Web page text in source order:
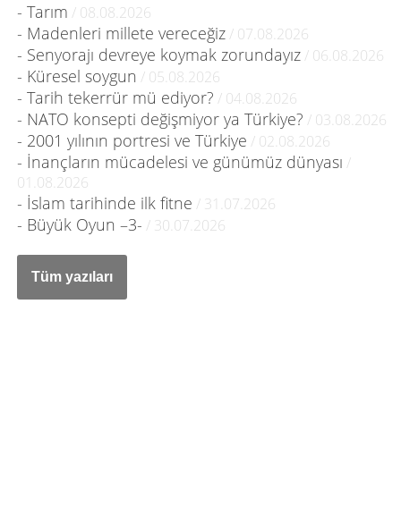
- Tarım / 08.08.2026
- Madenleri millete vereceğiz/ 07.08.2026
- Senyorajı devreye koymak zorundayız/ 06.08.2026
- Küresel soygun / 05.08.2026
- Tarih tekerrür mü ediyor? / 04.08.2026
- NATO konsepti değişmiyor ya Türkiye? / 03.08.2026
- 2001 yılının portresi ve Türkiye / 02.08.2026
- İnançların mücadelesi ve günümüz dünyası /
01.08.2026
- İslam tarihinde ilk fitne / 31.07.2026
- Büyük Oyun –3- / 30.07.2026